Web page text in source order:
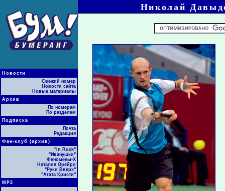
Новости
Свежий номер
Новости сайта
Новые материалы
Архив
По номерам
По разделам
Подписка
Почта
Редакция
Фан-клуб (архив)
"In Rock"
"Иванушки"
Феномены-Х
Наталия Орейро
"Руки Вверх"
"Агата Кристи"
МР3
Николай